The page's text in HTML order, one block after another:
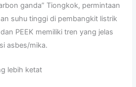
ganda” Tiongkok, permintaan
suhu tinggi di pembangkit listrik
PEEK memiliki tren yang jelas
asbes/mika.
lebih ketat